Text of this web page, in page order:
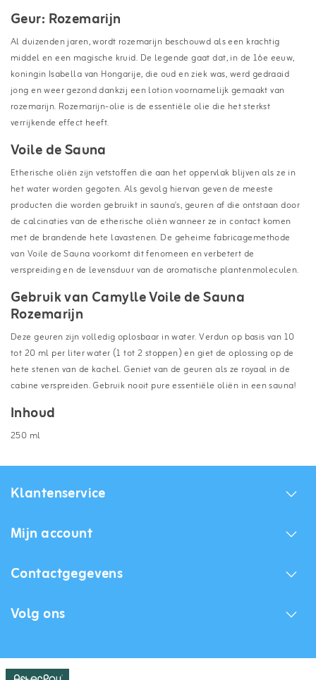
Geur: Rozemarijn
Al duizenden jaren, wordt rozemarijn beschouwd als een krachtig
middel en een magische kruid. De legende gaat dat, in de 16e eeuw,
koningin Isabella van Hongarije, die oud en ziek was, werd gedraaid
jong en weer gezond dankzij een lotion voornamelijk gemaakt van
rozemarijn. Rozemarijn-olie is de essentiële olie die het sterkst
verrijkende effect heeft.
Voile de Sauna
Etherische oliën zijn vetstoffen die aan het oppervlak blijven als ze in
het water worden gegoten. Als gevolg hiervan geven de meeste
producten die worden gebruikt in sauna's, geuren af die ontstaan door
de calcinaties van de etherische oliën wanneer ze in contact komen
met de brandende hete lavastenen. De geheime fabricagemethode
van Voile de Sauna voorkomt dit fenomeen en verbetert de
verspreiding en de levensduur van de aromatische plantenmoleculen.
Gebruik van Camylle Voile de Sauna
Rozemarijn
Deze geuren zijn volledig oplosbaar in water. Verdun op basis van 10
tot 20 ml per liter water (1 tot 2 stoppen) en giet de oplossing op de
hete stenen van de kachel. Geniet van de geuren als ze royaal in de
cabine verspreiden. Gebruik nooit pure essentiële oliën in een sauna!
Inhoud
250 ml
Klantenservice
Mijn account
Contactgegevens
Volg ons